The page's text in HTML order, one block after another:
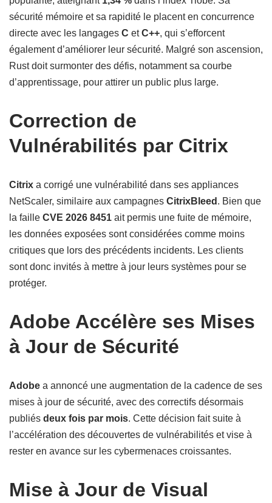
sécurité mémoire et sa rapidité le placent en concurrence
directe avec les langages C etC++, qui s’efforcent
également d’améliorer leur sécurité. Malgré son ascension,
Rust doit surmonter des défis, notamment sa courbe
d’apprentissage, pour attirer un public plus large.
Correction de
Vulnérabilités par Citrix
Citrix a corrigé une vulnérabilité dans ses appliances
NetScaler, similaire aux campagnes CitrixBleed . Bien que
la faille CVE 2026 8451 ait permis une fuite de mémoire,
les données exposées sont considérées comme moins
critiques que lors des précédents incidents. Les clients
sont donc invités à mettre à jour leurs systèmes pour se
protéger.
Adobe Accélère ses Mises
à Jour de Sécurité
Adobe a annoncé une augmentation de la cadence de ses
mises à jour de sécurité, avec des correctifs désormais
publiés deux fois par mois. Cette décision fait suite à
l’accélération des découvertes de vulnérabilités et vise à
rester en avance sur les cybermenaces croissantes.
Mise à Jour de Visual